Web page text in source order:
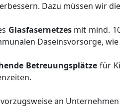
Dazu müssen wir
Glasfasernetzesmit mind.
Daseinsvorsorge,
Betreuungsplätze für
an